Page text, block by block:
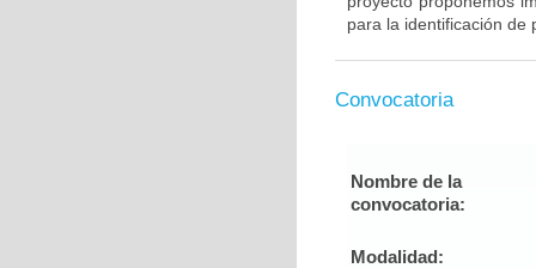
para la identificación de
Convocatoria
Nombre de la
convocatoria:
Modalidad: